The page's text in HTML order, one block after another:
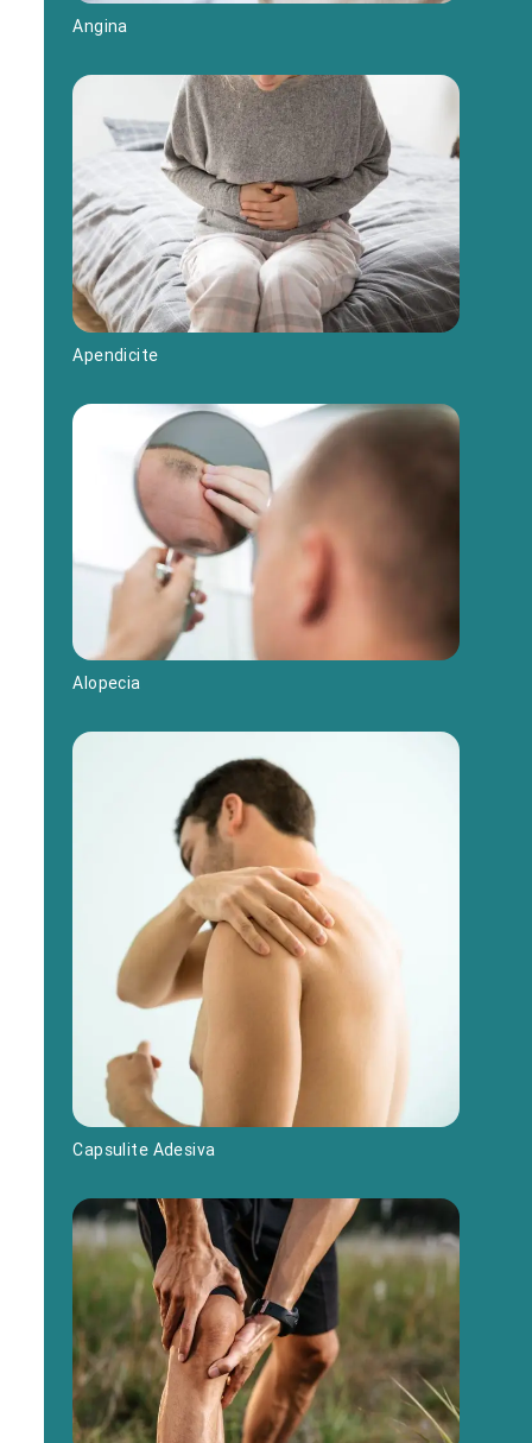
Angina
Apendicite
Alopecia
Capsulite Adesiva